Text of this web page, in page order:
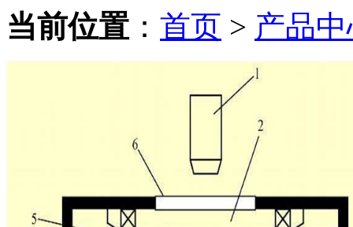
当前位置 ： 首页 > 产品